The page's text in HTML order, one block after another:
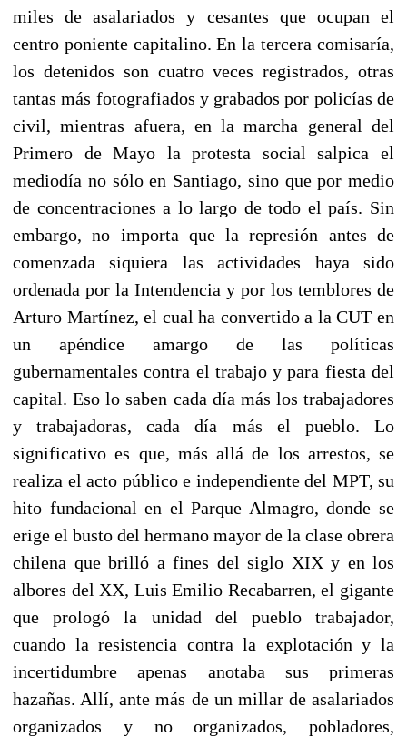
miles de asalariados y cesantes que ocupan el
centro poniente capitalino. En la tercera comisaría,
los detenidos son cuatro veces registrados, otras
tantas más fotografiados y grabados por policías de
civil, mientras afuera, en la marcha general del
Primero de Mayo la protesta social salpica el
mediodía no sólo en Santiago, sino que por medio
de concentraciones a lo largo de todo el país. Sin
embargo, no importa que la represión antes de
comenzada siquiera las actividades haya sido
ordenada por la Intendencia y por los temblores de
Arturo Martínez, el cual ha convertido a la CUT en
un apéndice amargo de las políticas
gubernamentales contra el trabajo y para fiesta del
capital. Eso lo saben cada día más los trabajadores
y trabajadoras, cada día más el pueblo. Lo
significativo es que, más allá de los arrestos, se
realiza el acto público e independiente del MPT, su
hito fundacional en el Parque Almagro, donde se
erige el busto del hermano mayor de la clase obrera
chilena que brilló a fines del siglo XIX y en los
albores del XX, Luis Emilio Recabarren, el gigante
que prologó la unidad del pueblo trabajador,
cuando la resistencia contra la explotación y la
incertidumbre apenas anotaba sus primeras
hazañas. Allí, ante más de un millar de asalariados
organizados y no organizados, pobladores,